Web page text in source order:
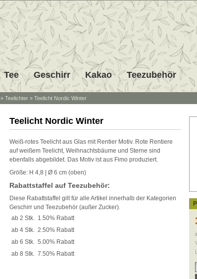
Tee Geschirr Kakao Teezubehör
» Teelichter » Teelicht Nordic Winter
Teelicht Nordic Winter
Weiß-rotes Teelicht aus Glas mit Rentier Motiv. Rote Rentiere
auf weißem Teelicht, Weihnachtsbäume und Sterne sind
ebenfalls abgebildet. Das Motiv ist aus Fimo produziert.
Größe: H 4,8 | Ø 6 cm (oben)
Rabattstaffel auf Teezubehör:
Diese Rabattstaffel gilt für alle Artikel innerhalb der Kategorien
Geschirr und Teezubehör (außer Zucker).
ab 2 Stk. 1.50% Rabatt
ab 4 Stk. 2.50% Rabatt
ab 6 Stk. 5.00% Rabatt
ab 8 Stk. 7.50% Rabatt